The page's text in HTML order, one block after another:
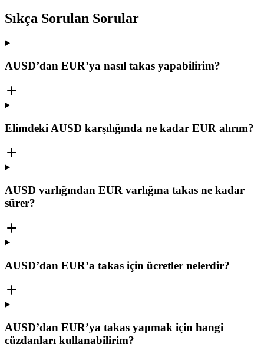
Sıkça Sorulan Sorular
AUSD’dan EUR’ya nasıl takas yapabilirim?
Elimdeki AUSD karşılığında ne kadar EUR alırım?
AUSD varlığından EUR varlığına takas ne kadar
sürer?
AUSD’dan EUR’a takas için ücretler nelerdir?
AUSD’dan EUR’ya takas yapmak için hangi
cüzdanları kullanabilirim?